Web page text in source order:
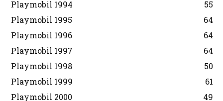
Playmobil 1994
55
Playmobil 1995
64
Playmobil 1996
64
Playmobil 1997
64
Playmobil 1998
50
Playmobil 1999
61
Playmobil 2000
49